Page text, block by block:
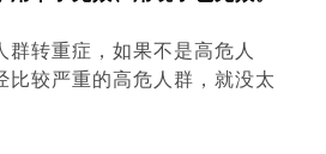
群转重症，如果不是高危人
比较严重的高危人群，就没太